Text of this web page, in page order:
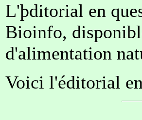
L'þditorial en
Bioinfo,
d'alimentation
Voici l'éditorial